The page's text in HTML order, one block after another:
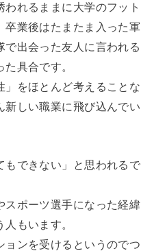
われるままに大学のフット
卒業後はたまたま入った軍
で出会った友人に言われる
具合です。
」をほとんど考えることな
新しい職業に飛び込んでい
もできない」と思われるで
スポーツ選手になった経緯
もいます。
ョンを受けるというのでつ